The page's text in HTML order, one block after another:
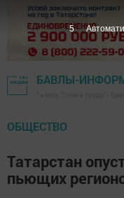
БАВЛЫ-
ОБЩЕСТВО
Татарстан
пьющих
5